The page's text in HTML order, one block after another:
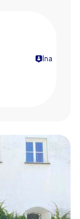
Ina